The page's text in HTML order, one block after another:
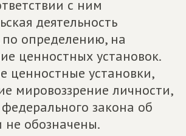
с ним
деятельность
определению, на
ценностных установок.
ценностные установки,
мировоззрение личности,
закона об
не обозначены.